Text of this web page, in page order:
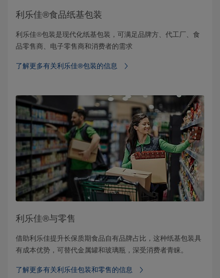
利乐佳®食品纸基包装
利乐佳®包装是现代化纸基包装，可满足品牌方、代工厂、食
品零售商、电子零售商和消费者的需求
了解更多有关利乐佳®包装的信息
利乐佳®与零售
借助利乐佳提升长保质期食品自有品牌占比，这种纸基包装具
有成本优势，可替代金属罐和玻璃瓶，深受消费者青睐。
了解更多有关利乐佳包装和零售的信息